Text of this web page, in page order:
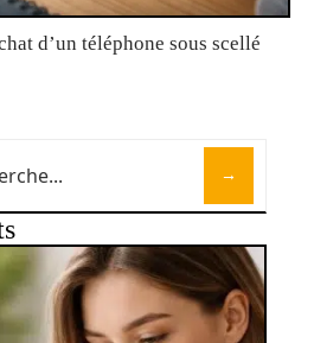
d’un téléphone sous scellé